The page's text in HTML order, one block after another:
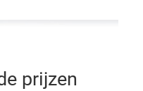
prijzen